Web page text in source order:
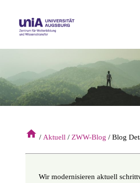
Suchbegriffe
home Aktuell ZWW-Blog Blog
Wir modernisieren aktuell